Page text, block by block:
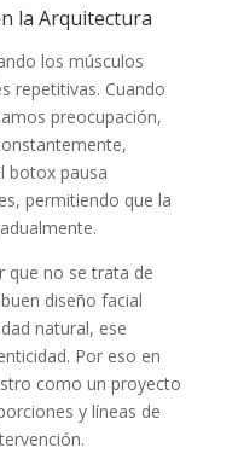
la Arquitectura
los músculos
repetitivas. Cuando
preocupación,
botox pausa
permitiendo que la
que no se trata de
diseño facial
natural, ese
Por eso en
como un proyecto
y líneas de